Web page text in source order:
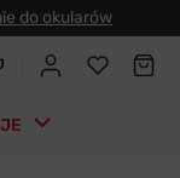
do okularów